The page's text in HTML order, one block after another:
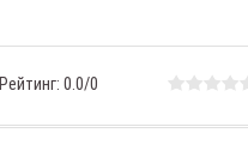
Рейтинг: 0.0/0